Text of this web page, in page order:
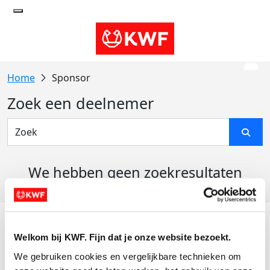
Welkom bij KWF. Fijn dat je onze website bezoekt.
We gebruiken cookies en vergelijkbare technieken om
Sponsor
Zoek een deelnemer
We hebben geen zoekresultaten
Actiematerialen
Evenementen